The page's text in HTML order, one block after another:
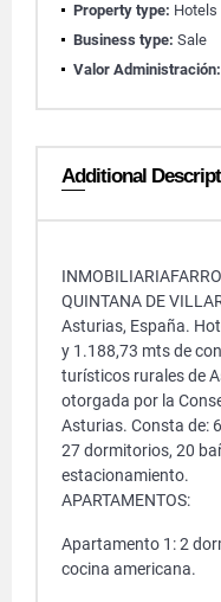
Property type: Hotels
Business type: Sale
Valor Administración:
Additional
QUINTANA DE
Asturias, España.
y 1.188,73 mts de
turísticos rurales de
otorgada por la
Asturias. Consta de:
27 dormitorios, 20
estacionamiento.
APARTAMENTOS:
Apartamento 1: 2
cocina americana.